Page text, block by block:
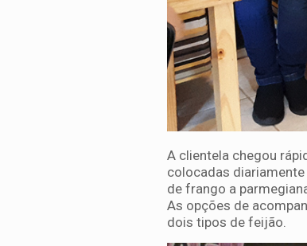
A clientela chegou
colocadas
de frango a
As opções de
dois tipos de feijão.